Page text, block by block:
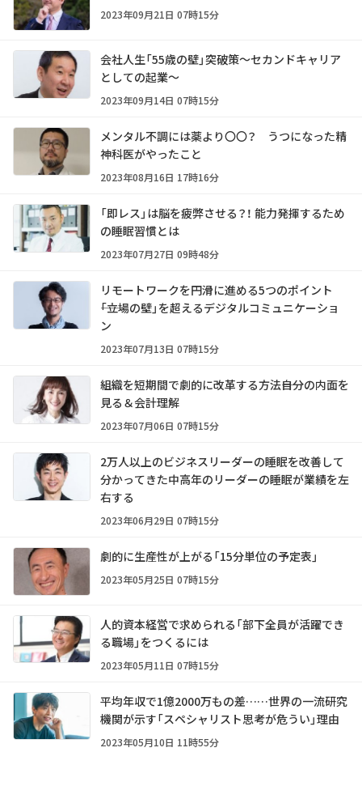
2023年09月21日 07時15分
会社人生「55歳の壁」突破策～セカンドキャリア
としての起業～
2023年09月14日 07時15分
メンタル不調には薬より〇〇？ うつになった精
神科医がやったこと
2023年08月16日 17時16分
「即レス」は脳を疲弊させる？！ 能力発揮するため
の睡眠習慣とは
2023年07月27日 09時48分
リモートワークを円滑に進める5つのポイント
――「立場の壁」を超えるデジタルコミュニケーショ
ン
2023年07月13日 07時15分
組織を短期間で劇的に改革する方法――自分の内面を
見る＆会計理解
2023年07月06日 07時15分
2万人以上のビジネスリーダーの睡眠を改善して
分かってきた中高年のリーダーの睡眠が業績を左
右する
2023年06月29日 07時15分
劇的に生産性が上がる「15分単位の予定表」
2023年05月25日 07時15分
人的資本経営で求められる「部下全員が活躍でき
る職場」をつくるには
2023年05月11日 07時15分
平均年収で1億2000万もの差……世界の一流研究
機関が示す「スペシャリスト思考が危うい」理由
2023年05月10日 11時55分